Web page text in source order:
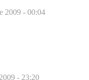
2009 - 00:04
- 23:20